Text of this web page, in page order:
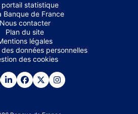
portail statistique
Banque de France
Nous contacter
Plan du site
légales
données personnelles
des cookies